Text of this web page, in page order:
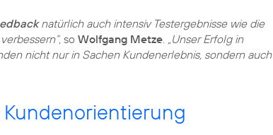
natürlich auch intensiv Testergebnisse wie die
so Wolfgang Metze
„Unser Erfolg in
nicht nur in Sachen Kundenerlebnis, sondern auch